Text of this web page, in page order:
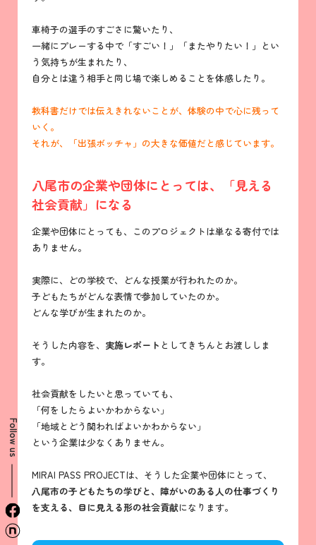
Follow us
facebook
車椅子の選手のすごさに驚いたり、
一緒にプレーする中で「すごい！」「またやりたい！」とい
う気持ちが生まれたり、
自分とは違う相手と同じ場で楽しめることを体感したり。
教科書だけでは伝えきれないことが、体験の中で心に残って
いく。
それが、「出張ボッチャ」の大きな価値だと感じています。
八尾市の企業や団体にとっては、「見える
社会貢献」になる
企業や団体にとっても、このプロジェクトは単なる寄付では
ありません。
実際に、どの学校で、どんな授業が行われたのか。
子どもたちがどんな表情で参加していたのか。
どんな学びが生まれたのか。
そうした内容を、 実施レポート としてきちんとお渡ししま
す。
社会貢献をしたいと思っていても、
「何をしたらよいかわからない」
「地域とどう関わればよいかわからない」
という企業は少なくありません。
MIRAI PASS PROJECTは、そうした企業や団体にとって、
八尾市の子どもたちの学びと、障がいのある人の仕事づくり
を支える、目に見える形の社会貢献になります。